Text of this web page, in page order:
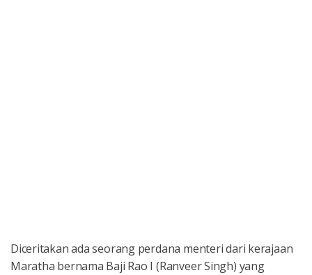
Diceritakan ada seorang perdana menteri dari kerajaan
Maratha bernama Baji Rao I (Ranveer Singh) yang